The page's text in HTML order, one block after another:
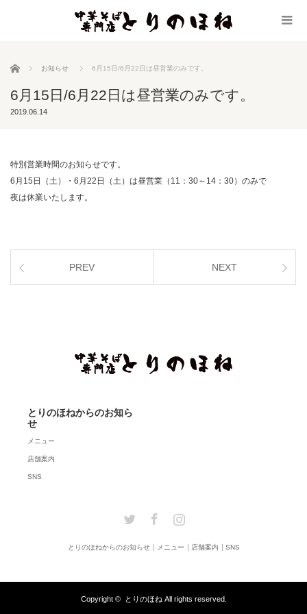
ホーム お知らせ 6月15日/6月22日は昼営業のみです。
6月15日/6月22日は昼営業のみです。
2019.06.14
特別営業時間のお知らせです。
6月15日（土）・6月22日（土）は昼営業（11：30～14：30）のみで
夜は休業いたします。
PREV NEXT
とりのほねからのお知ら
せ
メニュー
店舗案内
SNS
Twitter Facebook
とりのほねからのお知らせ メニュー 店舗案内 SNS
Copyright © とりのほね All rights reserved.